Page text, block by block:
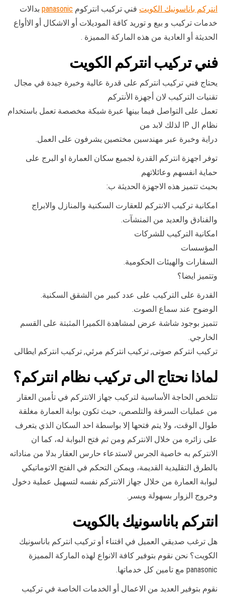
انتركم باناسونيك الكويت فني تركيب انتركوم panasonic بدالات
خدمات تركيب و بيع و توريد كافة الموديلات أو الاشكال أو الاأواع
الحديثة أو العادية من هذه الماركة المميزة .
فني تركيب انتركم الكويت
يحتاج فني تركيب انتركم على قدرة عالية وخبرة جيدة في مجال
تقنيات التركيب لان أجهزة الأنتركم
تعمل على التواصل فيما بينها عبرة شبكة مخصصة تعمل باستخدام
نظام ال IP لذلك لابد من
دراية وخبرة عبر مهندسين مختصين يشرفون على العمل.
توفر اجهزة انتركم القدرة لجميع سكان العمارة او البرج على
حماية انفسهم وعائلاتهم
بحيث تتميز هذه الاجهزة الحديثة ب:
امكانية تركيب الانتركم للعقارت السكنية والمنازل والابراج
والفنادق والعديد من المنشآت.
امكانية التركيب للشركات
المؤسسات
السفارات والهيئات الحكومية.
وتتميز ايضا؟
القدرة على التركيب على عدد كبير من الشقق السكنية.
الوضوح عند سماع الصوت.
تتميز بوجود شاشة عرض لمشاهدة الكميرا المثبتة على القسم
الخارجي.
تركيب انتركم صوتى, تركيب انتركم مرئي, تركيب انتركم ايطالى
لماذا نحتاج الى تركيب نظام انتركم؟
تتلخص الحاجة الأساسية لتركيب جهاز الانتركم في تأمين العقار
من عمليات السرقة والتلصص، حيث تكون بوابة العمارة مغلقة
طوال الوقت، ولا يتم فتحها إلا بواسطة احد السكان الذي يتعرف
على زائره من خلال الانتركم ومن ثم فتح البوابة له، كما ان
الانتركم به خاصية الجرس لاستدعاء حارس العقار بدلا من مناداته
بالطرق التقليدية القديمة، ويمكن التحكم في الفتح الاتوماتيكي
لبوابة العمارة من خلال جهاز الانتركم نفسه لتسهيل عملية دخول
وخروج الزوار بسهولة ويسر.
انتركم باناسونيك بالكويت
هل ترغب صديقي العميل في اقتناء أو تركيب انتركم باناسونيك
الكويت؟ نحن نقوم بتوفير كافة الانواع لهذه الماركة المميزة
panasonic مع تامين كل خدماتها.
نقوم بتوفير العديد من الاعمال أو الخدمات الخاصة في تركيب